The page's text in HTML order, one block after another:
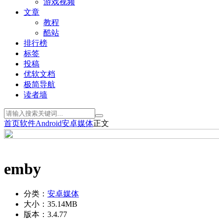
游戏视频
文章
教程
酷站
排行榜
标签
投稿
优软文档
极简导航
读者墙
首页软件Android安卓媒体正文
emby
分类： 安卓媒体
大小： 35.14MB
版本： 3.4.77